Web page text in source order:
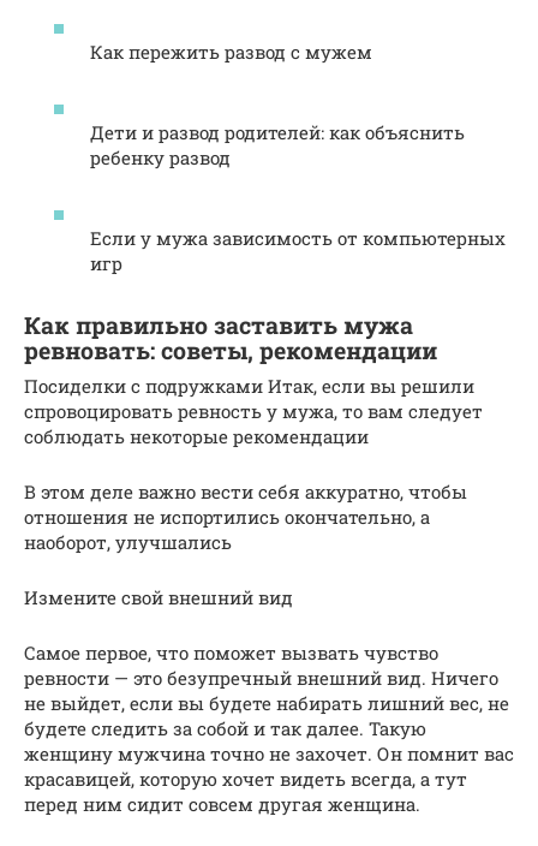
Как пережить развод с мужем
Дети и развод родителей: как объяснить
ребенку развод
Если у мужа зависимость от компьютерных
игр
Как правильно заставить мужа
ревновать: советы, рекомендации
Посиделки с подружками Итак, если вы решили
спровоцировать ревность у мужа, то вам следует
соблюдать некоторые рекомендации
В этом деле важно вести себя аккуратно, чтобы
отношения не испортились окончательно, а
наоборот, улучшались
Измените свой внешний вид
Самое первое, что поможет вызвать чувство
ревности — это безупречный внешний вид. Ничего
не выйдет, если вы будете набирать лишний вес, не
будете следить за собой и так далее. Такую
женщину мужчина точно не захочет. Он помнит вас
красавицей, которую хочет видеть всегда, а тут
перед ним сидит совсем другая женщина.